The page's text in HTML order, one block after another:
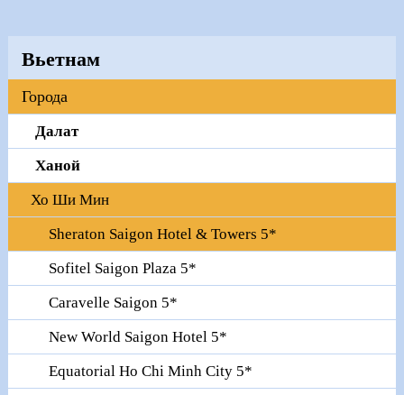
Вьетнам
Города
Далат
Ханой
Хо Ши Мин
Sheraton Saigon Hotel & Towers 5*
Sofitel Saigon Plaza 5*
Caravelle Saigon 5*
New World Saigon Hotel 5*
Equatorial Ho Chi Minh City 5*